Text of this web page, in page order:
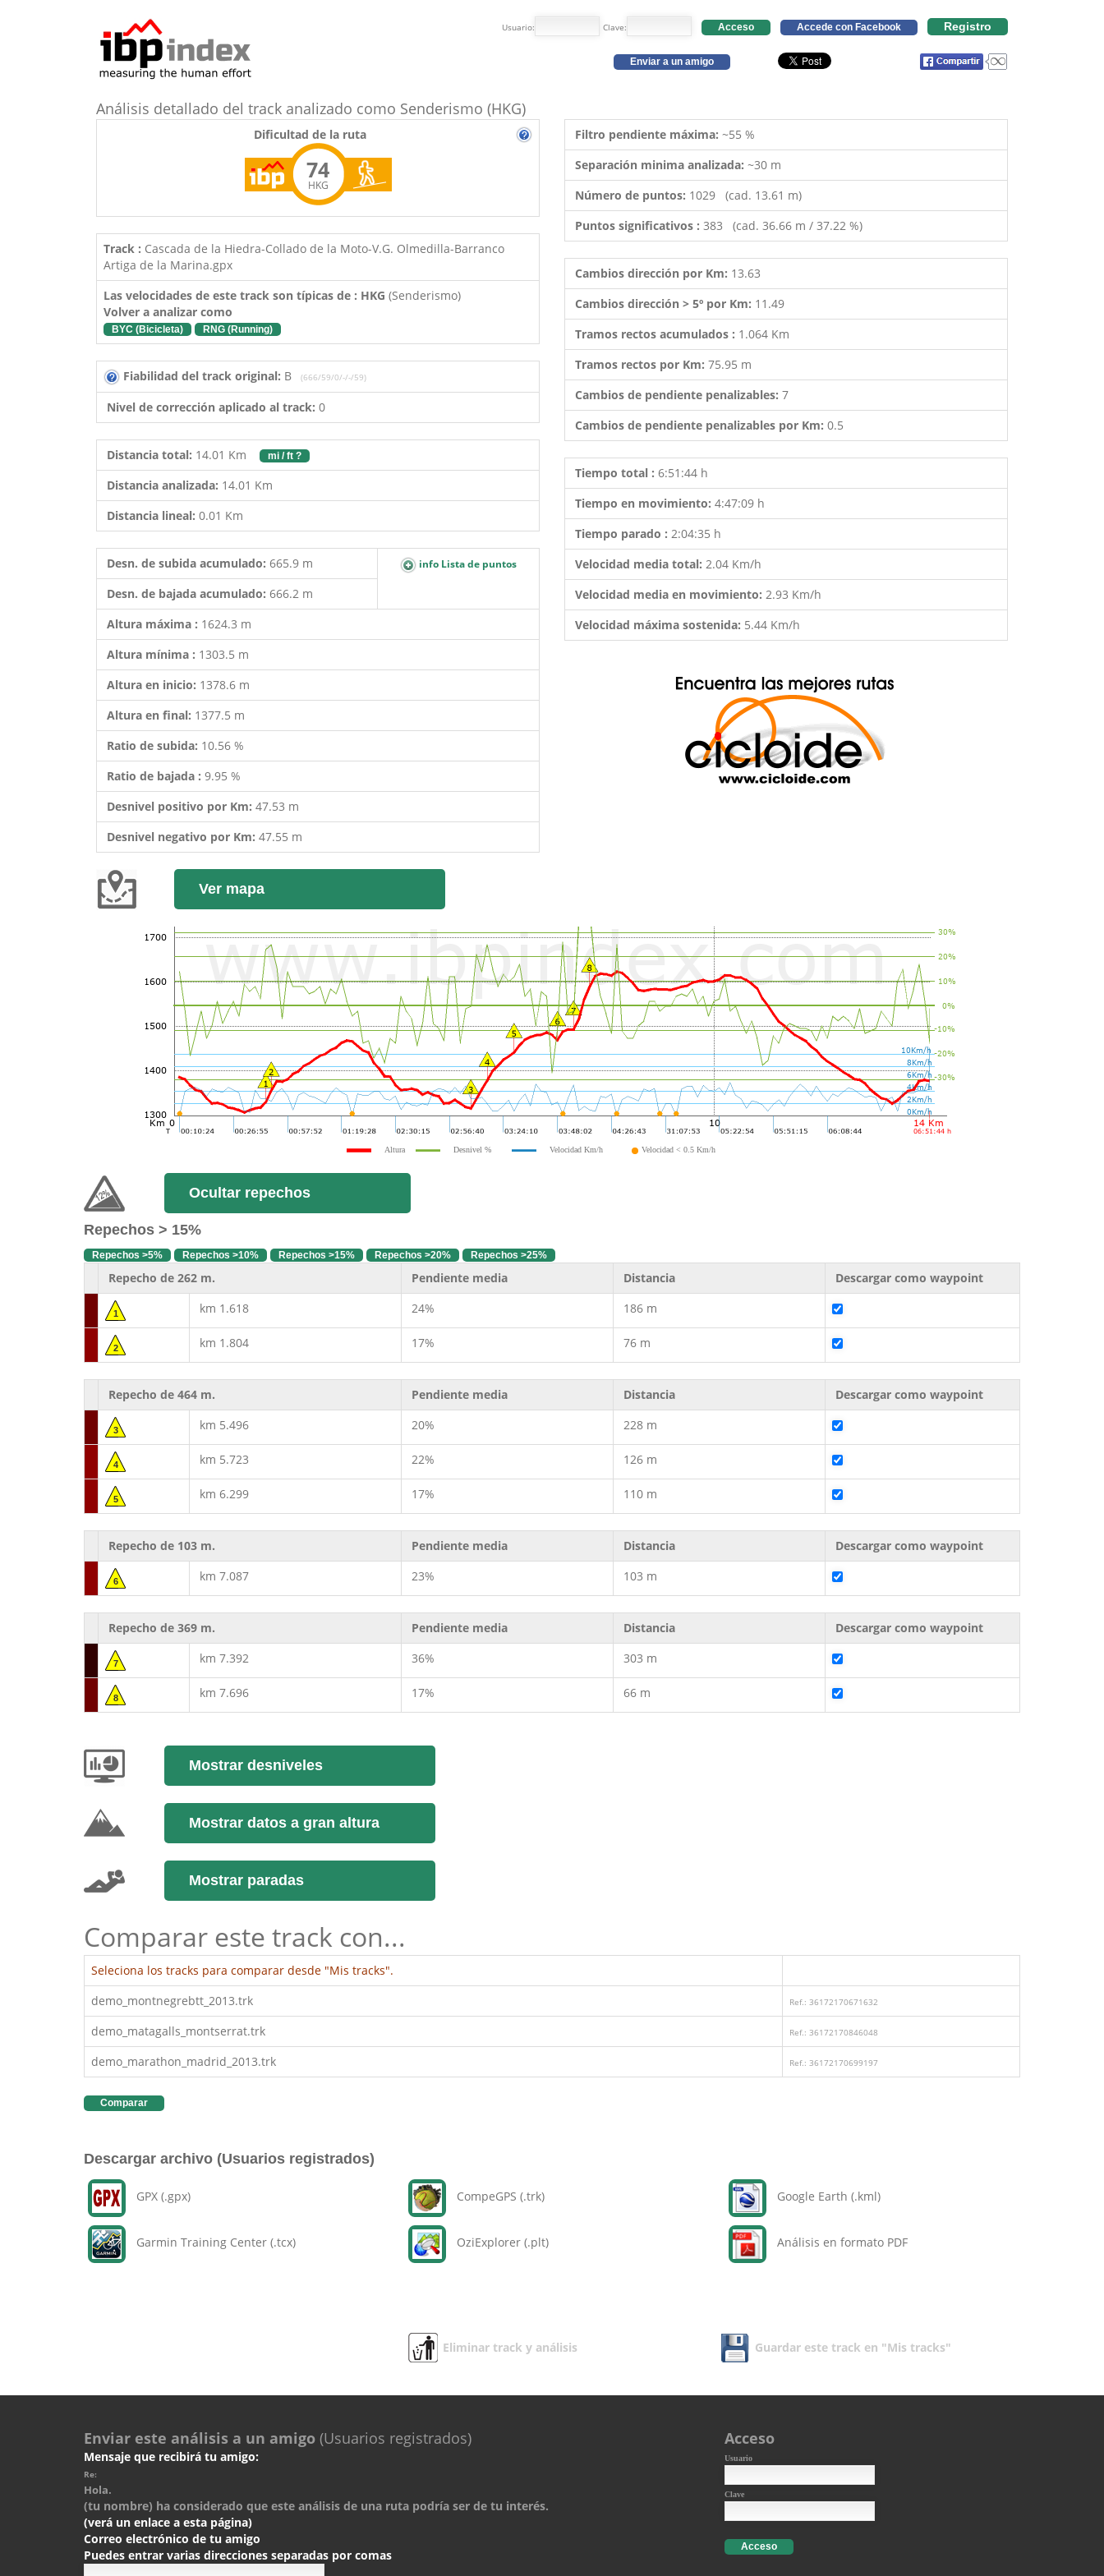
Usuario: Clave: Acceso Accede con Facebook Registro
Enviar a un amigo
Análisis detallado del track analizado como Senderismo (HKG)
Dificultad de la ruta
74
HKG
Track : Cascada de la Hiedra-Collado de la Moto-V.G. Olmedilla-Barranco
Artiga de la Marina.gpx
Las velocidades de este track son típicas de : HKG (Senderismo)
Volver a analizar como
BYC (Bicicleta) RNG (Running)
Fiabilidad del track original: B (666/59/0/-/-/59)
Nivel de corrección aplicado al track: 0
Distancia total: 14.01 Km mi / ft ?
Distancia analizada: 14.01 Km
Distancia lineal: 0.01 Km
Desn. de subida acumulado: 665.9 m info Lista de puntos
Desn. de bajada acumulado: 666.2 m
Altura máxima : 1624.3 m
Altura mínima : 1303.5 m
Altura en inicio: 1378.6 m
Altura en final: 1377.5 m
Ratio de subida: 10.56 %
Ratio de bajada : 9.95 %
Desnivel positivo por Km: 47.53 m
Desnivel negativo por Km: 47.55 m
Filtro pendiente máxima: ~55 %
Separación minima analizada: ~30 m
Número de puntos: 1029 (cad. 13.61 m)
Puntos significativos : 383 (cad. 36.66 m / 37.22 %)
Cambios dirección por Km: 13.63
Cambios dirección > 5º por Km: 11.49
Tramos rectos acumulados : 1.064 Km
Tramos rectos por Km: 75.95 m
Cambios de pendiente penalizables: 7
Cambios de pendiente penalizables por Km: 0.5
Tiempo total : 6:51:44 h
Tiempo en movimiento: 4:47:09 h
Tiempo parado : 2:04:35 h
Velocidad media total: 2.04 Km/h
Velocidad media en movimiento: 2.93 Km/h
Velocidad máxima sostenida: 5.44 Km/h
Ver mapa
Altura Desnivel % Velocidad Km/h Velocidad < 0.5 Km/h
Ocultar repechos
Repechos > 15%
Repechos >5% Repechos >10% Repechos >15% Repechos >20% Repechos >25%
Repecho de 262 m. Pendiente media Distancia Descargar como waypoint
1 km 1.618 24% 186 m
2 km 1.804 17% 76 m
Repecho de 464 m. Pendiente media Distancia Descargar como waypoint
3 km 5.496 20% 228 m
4 km 5.723 22% 126 m
5 km 6.299 17% 110 m
Repecho de 103 m. Pendiente media Distancia Descargar como waypoint
6 km 7.087 23% 103 m
Repecho de 369 m. Pendiente media Distancia Descargar como waypoint
7 km 7.392 36% 303 m
8 km 7.696 17% 66 m
Mostrar desniveles
Mostrar datos a gran altura
Mostrar paradas
Comparar este track con...
Seleciona los tracks para comparar desde "Mis tracks".
demo_montnegrebtt_2013.trk
Ref.: 36172170671632
demo_matagalls_montserrat.trk Ref.: 36172170846048
demo_marathon_madrid_2013.trk Ref.: 36172170699197
Comparar
Descargar archivo (Usuarios registrados)
GPX (.gpx)
Garmin Training Center (.tcx)
CompeGPS (.trk)
OziExplorer (.plt)
Google Earth (.kml)
Análisis en formato PDF
Eliminar track y análisis Guardar este track en "Mis tracks"
Enviar este análisis a un amigo (Usuarios registrados)
Mensaje que recibirá tu amigo:
Re:
Hola.
(tu nombre) ha considerado que este análisis de una ruta podría ser de tu interés.
(verá un enlace a esta página)
Correo electrónico de tu amigo
Puedes entrar varias direcciones separadas por comas
Acceso
Usuario
Clave
Acceso